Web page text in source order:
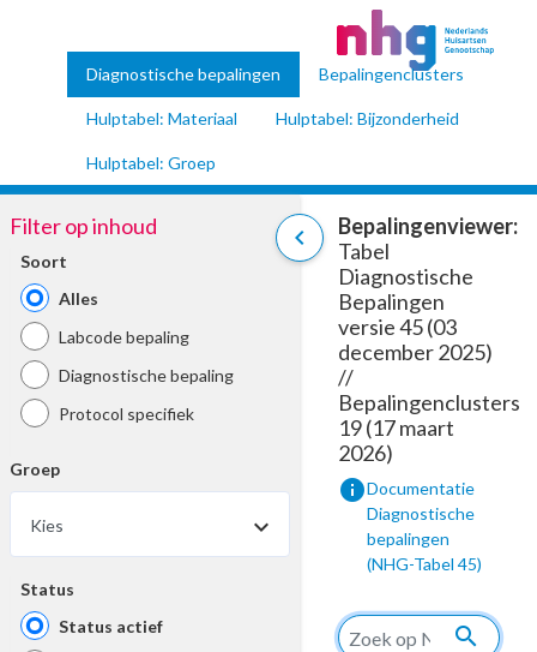
Diagnostische bepalingen Bepalingenclusters
Hulptabel: Materiaal Hulptabel: Bijzonderheid
Hulptabel: Groep
chevron_left
Filter op inhoud
Soort
Alles
Labcode bepaling
Diagnostische bepaling
Protocol specifiek
Groep
Kies
Status
Status actief
Bepalingenviewer:
Tabel
Diagnostische
Bepalingen
versie 45 (03
december 2025)
//
Bepalingenclusters
19 (17 maart
2026)
infoDocumentatie
Diagnostische
bepalingen
(NHG-Tabel 45)
search